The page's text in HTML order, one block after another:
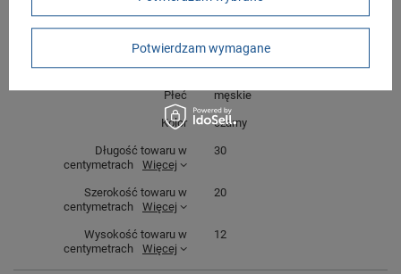
Gwarancja Gwarancja
Stan
Zapięcie sznurowane
Płeć męskie
Kolor czarny
Długość towaru w
centymetrach
Więcej
30
Szerokość towaru w
centymetrach
Więcej
20
Wysokość towaru w
centymetrach
Więcej
12
Potwierdzam wymagane